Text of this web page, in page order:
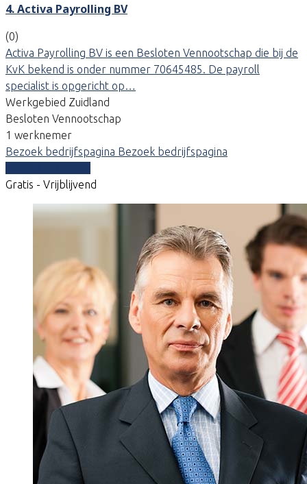
4. Activa Payrolling BV
(0)
Activa Payrolling BV is een Besloten Vennootschap die bij de
KvK bekend is onder nummer 70645485. De payroll
specialist is opgericht op…
Werkgebied Zuidland
Besloten Vennootschap
1 werknemer
Bezoek bedrijfspagina Bezoek bedrijfspagina
Gratis - Vrijblijvend